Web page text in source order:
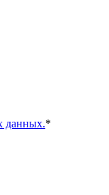
данных.*